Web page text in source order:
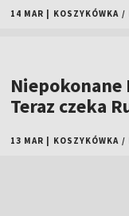
14 MAR KOSZYKÓWKA /
Teraz czeka
13 MAR KOSZYKÓWKA /